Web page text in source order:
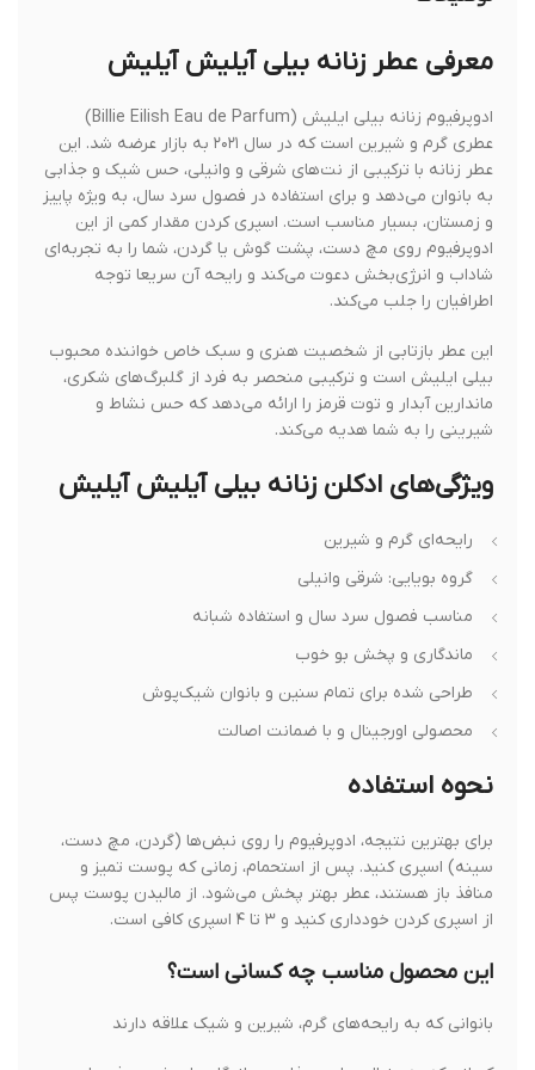
معرفی عطر زنانه بیلی آیلیش آیلیش
ادوپرفیوم زنانه بیلی ایلیش (Billie Eilish Eau de Parfum)
عطری گرم و شیرین است که در سال ۲۰۲۱ به بازار عرضه شد. این
عطر زنانه با ترکیبی از نت‌های شرقی و وانیلی، حس شیک و جذابی
به بانوان می‌دهد و برای استفاده در فصول سرد سال، به ویژه پاییز
و زمستان، بسیار مناسب است. اسپری کردن مقدار کمی از این
ادوپرفیوم روی مچ دست، پشت گوش یا گردن، شما را به تجربه‌ای
شاداب و انرژی‌بخش دعوت می‌کند و رایحه آن سریعا توجه
اطرافیان را جلب می‌کند.
این عطر بازتابی از شخصیت هنری و سبک خاص خواننده محبوب
بیلی ایلیش است و ترکیبی منحصر به فرد از گلبرگ‌های شکری،
ماندارین آبدار و توت قرمز را ارائه می‌دهد که حس نشاط و
شیرینی را به شما هدیه می‌کند.
ویژگی‌های ادکلن زنانه بیلی آیلیش آیلیش
رایحه‌ای گرم و شیرین
گروه بویایی: شرقی وانیلی
مناسب فصول سرد سال و استفاده شبانه
ماندگاری و پخش بو خوب
طراحی شده برای تمام سنین و بانوان شیک‌پوش
محصولی اورجینال و با ضمانت اصالت
نحوه استفاده
برای بهترین نتیجه، ادوپرفیوم را روی نبض‌ها (گردن، مچ دست،
سینه) اسپری کنید. پس از استحمام، زمانی که پوست تمیز و
منافذ باز هستند، عطر بهتر پخش می‌شود. از مالیدن پوست پس
از اسپری کردن خودداری کنید و ۳ تا ۴ اسپری کافی است.
این محصول مناسب چه کسانی است؟
بانوانی که به رایحه‌های گرم، شیرین و شیک علاقه دارند